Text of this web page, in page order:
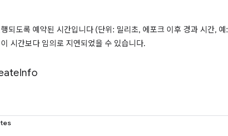
되도록 예약된 시간입니다 (단위: 밀리초, 에포크 이후 경과 시간, 예:
시간보다 임의로 지연되었을 수 있습니다.
Info